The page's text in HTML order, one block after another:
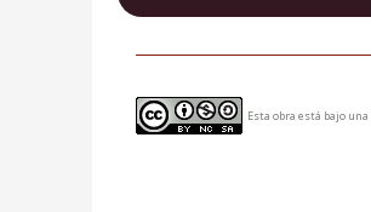
Esta obra está bajo una